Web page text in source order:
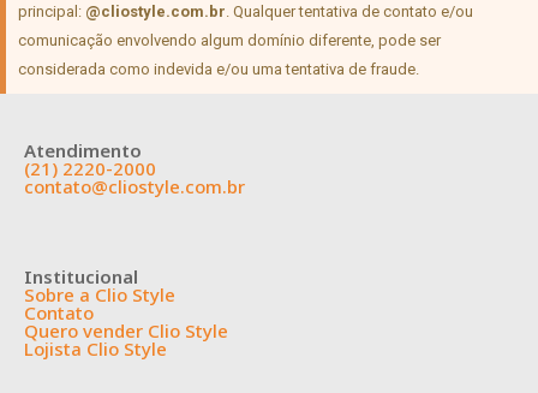
principal: @cliostyle.com.br . Qualquer tentativa de contato e/ou
comunicação envolvendo algum domínio diferente, pode ser
considerada como indevida e/ou uma tentativa de fraude.
Atendimento
(21) 2220-2000
contato@cliostyle.com.br
Institucional
Sobre a Clio Style
Contato
Quero vender Clio Style
Lojista Clio Style